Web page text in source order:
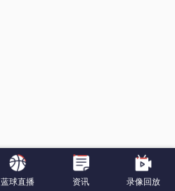
蓝球直播 资讯 录像回放